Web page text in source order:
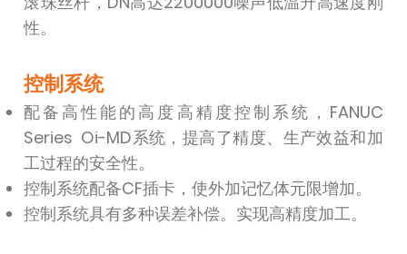
性。
控制系统
配备高性能的高度高精度控制系统，FANUC
Series Oi-MD系统，提高了精度、生产效益和加
工过程的安全性。
控制系统配备CF插卡，使外加记忆体元限增加。
控制系统具有多种误差补偿。实现高精度加工。